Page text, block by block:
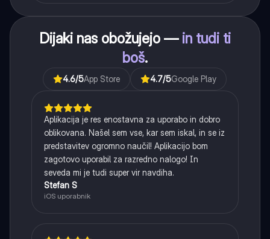
Dijaki nas obožujejo — in tudi ti
boš.
4.6/5App Store 4.7/5Google Play
Aplikacija je res enostavna za uporabo in dobro
oblikovana. Našel sem vse, kar sem iskal, in se iz
predstavitev ogromno naučil! Aplikacijo bom
zagotovo uporabil za razredno nalogo! In
seveda mi je tudi super vir navdiha.
Stefan S
iOS uporabnik